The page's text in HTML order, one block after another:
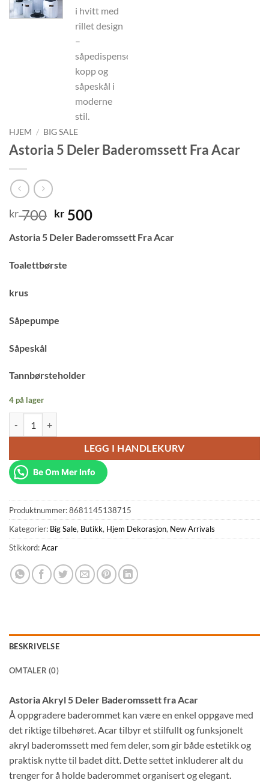
HJEM / BIG SALE
Astoria 5 Deler Baderomssett Fra Acar
kr700 Opprinnelig
var:
kr 700.
kr 500Nåværende
er:
Astoria 5 Deler Baderomssett Fra Acar
Toalettbørste
krus
Såpepumpe
Såpeskål
Tannbørsteholder
4 på lager
LEGG I HANDLEKURV
Be Om Mer Info
Produktnummer:8681145138715
Kategorier: Big Sale, Butikk, Hjem Dekorasjon, New Arrivals
Stikkord:Acar
BESKRIVELSE
OMTALER (0)
Astoria Akryl 5 Deler Baderomssett fra Acar
Å oppgradere baderommet kan være en enkel oppgave med
det riktige tilbehøret. Acar tilbyr et stilfullt og funksjonelt
akryl baderomssett med fem deler, som gir både estetikk og
praktisk nytte til badet ditt. Dette settet inkluderer alt du
trenger for å holde baderommet organisert og elegant.